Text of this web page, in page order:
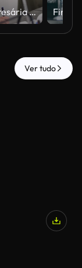
Jovem empresária fazendo anotações enquanto ouve colega de pé organizando o planejamento de um quadro de parede em um escritório moderno
Ver tudo